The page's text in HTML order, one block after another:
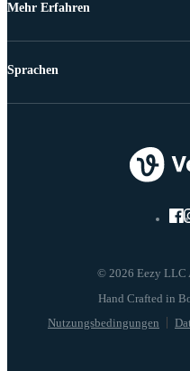
Mehr Erfahren
© 2026 Eezy LLC
Nutzungsbedingungen
Sprachen